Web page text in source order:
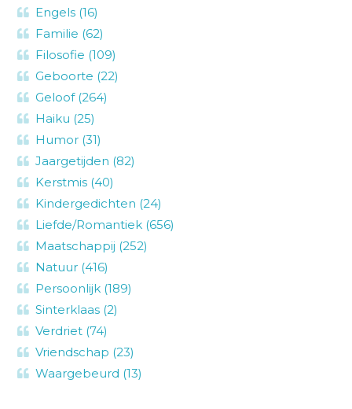
Engels (16)
Familie (62)
Filosofie (109)
Geboorte (22)
Geloof (264)
Haiku (25)
Humor (31)
Jaargetijden (82)
Kerstmis (40)
Kindergedichten (24)
Liefde/Romantiek (656)
Maatschappij (252)
Natuur (416)
Persoonlijk (189)
Sinterklaas (2)
Verdriet (74)
Vriendschap (23)
Waargebeurd (13)